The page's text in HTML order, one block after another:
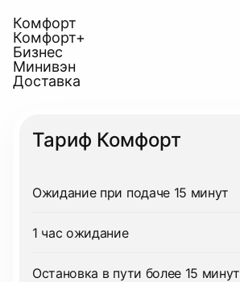
Комфорт
Комфорт+
Бизнес
Минивэн
Доставка
Тариф Комфорт
Ожидание при подаче 15 минут
1 час ожидание
Остановка в пути более 15 минут